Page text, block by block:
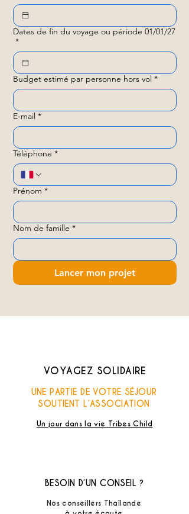
Dates de fin du voyage ou période 01/01/27
*
Budget estimé par personne hors vol *
E-mail *
Téléphone *
Prénom *
Nom de famille *
Lancer mon projet
VOYAGEZ SOLIDAIRE
UNE PARTIE DE VOTRE SÉJOUR
SOUTIENT L’ASSOCIATION
Un jour dans la vie Tribes Child
BESOIN D’UN CONSEIL ?
Nos conseillers Thaïlande